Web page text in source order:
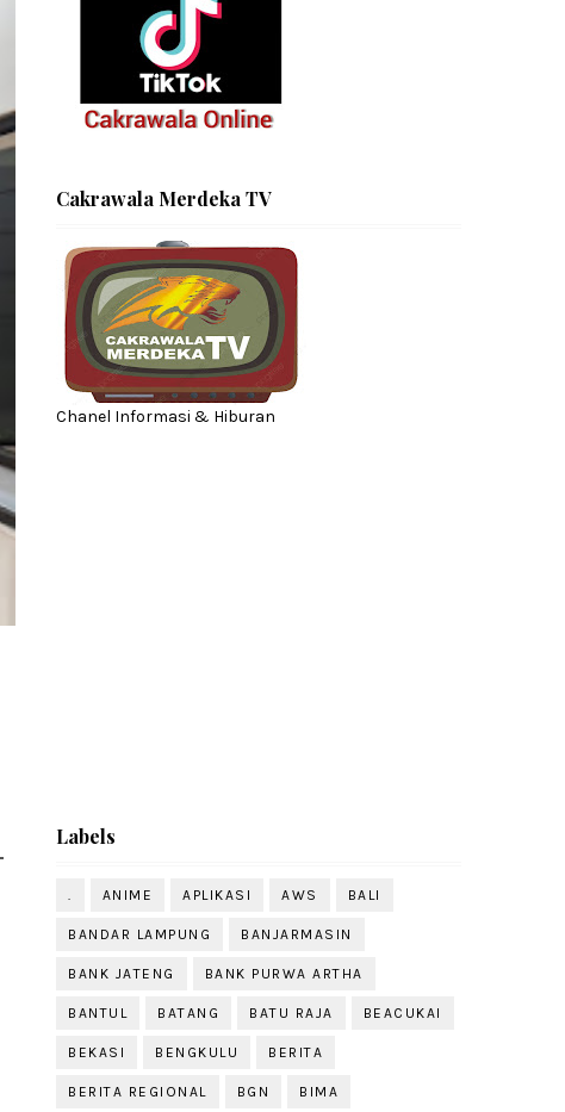
Cakrawala Merdeka TV
Chanel Informasi & Hiburan
Labels
. ANIME APLIKASI AWS BALI
BANDAR LAMPUNG BANJARMASIN
BANK JATENG BANK PURWA ARTHA
BANTUL BATANG BATU RAJA BEACUKAI
BEKASI BENGKULU BERITA
BERITA REGIONAL BGN BIMA